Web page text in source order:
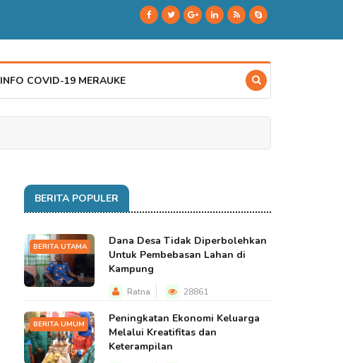
INFO COVID-19 MERAUKE
BERITA POPULER
BERITA UTAMA
Dana Desa Tidak Diperbolehkan
Untuk Pembebasan Lahan di
Kampung
Ratna 28861
BERITA UMUM
Peningkatan Ekonomi Keluarga
Melalui Kreatifitas dan
Keterampilan